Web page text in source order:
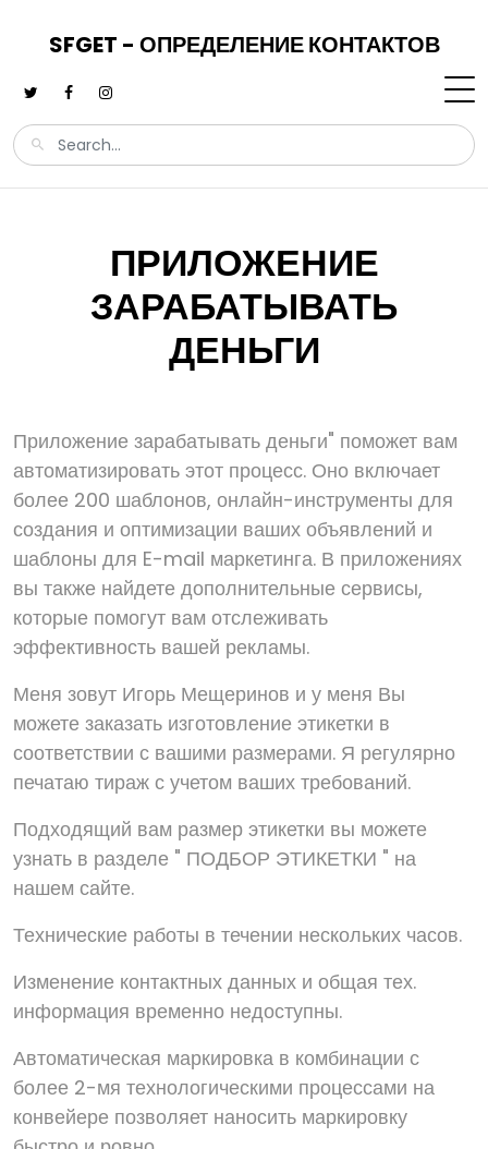
SFGET - ОПРЕДЕЛЕНИЕ КОНТАКТОВ
ПРИЛОЖЕНИЕ
ЗАРАБАТЫВАТЬ
ДЕНЬГИ
Приложение зарабатывать деньги" поможет вам
автоматизировать этот процесс. Оно включает
более 200 шаблонов, онлайн-инструменты для
создания и оптимизации ваших объявлений и
шаблоны для E-mail маркетинга. В приложениях
вы также найдете дополнительные сервисы,
которые помогут вам отслеживать
эффективность вашей рекламы.
Меня зовут Игорь Мещеринов и у меня Вы
можете заказать изготовление этикетки в
соответствии с вашими размерами. Я регулярно
печатаю тираж с учетом ваших требований.
Подходящий вам размер этикетки вы можете
узнать в разделе " ПОДБОР ЭТИКЕТКИ " на
нашем сайте.
Технические работы в течении нескольких часов.
Изменение контактных данных и общая тех.
информация временно недоступны.
Автоматическая маркировка в комбинации с
более 2-мя технологическими процессами на
конвейере позволяет наносить маркировку